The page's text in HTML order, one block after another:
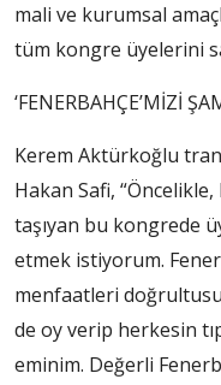
mali ve kurumsal
tüm kongre üyelerini
‘FENERBAHÇE’MİZİ
Kerem Aktürkoğlu
Hakan Safi,
taşıyan bu kongrede
etmek istiyorum.
menfaatleri
de oy verip herkesin
eminim. Değerli